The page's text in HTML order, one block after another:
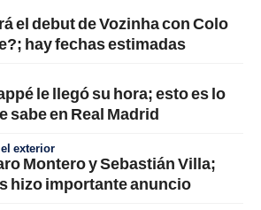
el debut de Vozinha con Colo
hay fechas estimadas
le llegó su hora; esto es lo
sabe en Real Madrid
exterior
Montero y Sebastián Villa;
hizo importante anuncio